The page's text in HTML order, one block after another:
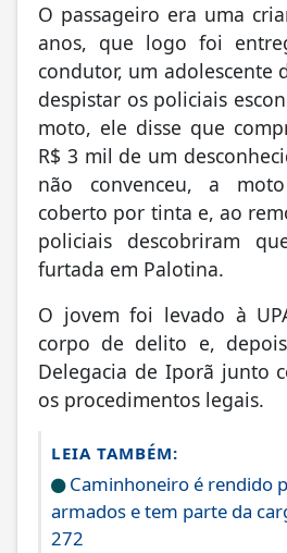
O passageiro era uma
anos, que logo foi
condutor, um adolescente
despistar os policiais
moto, ele disse que
R$ 3 mil de um
não convenceu, a
coberto por tinta e, ao
policiais descobriram
furtada em Palotina.
O jovem foi levado à
corpo de delito e,
Delegacia de Iporã junto
os procedimentos legais.
LEIA TAMBÉM:
Caminhoneiro é rendido
armados e tem parte da
272